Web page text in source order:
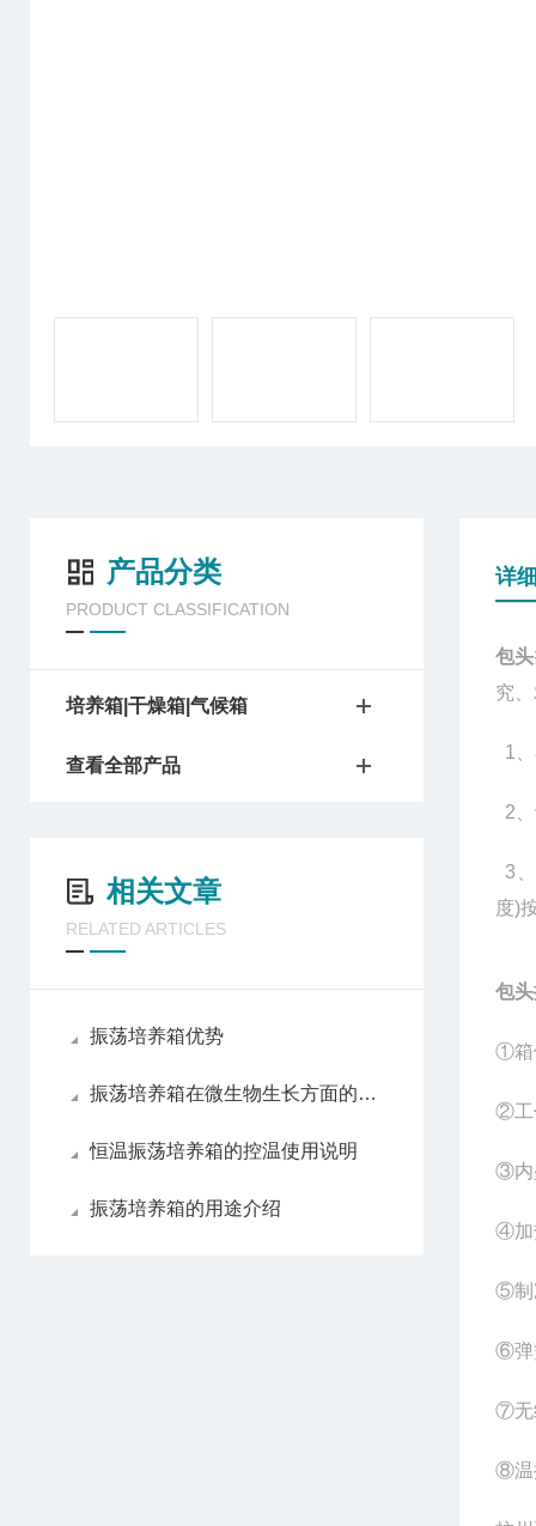
产品分类
PRODUCT CLASSIFICATION
培养箱|干燥箱|气候箱
查看全部产品
相关文章
RELATED ARTICLES
振荡培养箱优势
振荡培养箱在微生物生长方面的应用
恒温振荡培养箱的控温使用说明
振荡培养箱的用途介绍
详
包
究
1
2
3
度)
包
①
②
③
④
⑤
⑥
⑦
⑧